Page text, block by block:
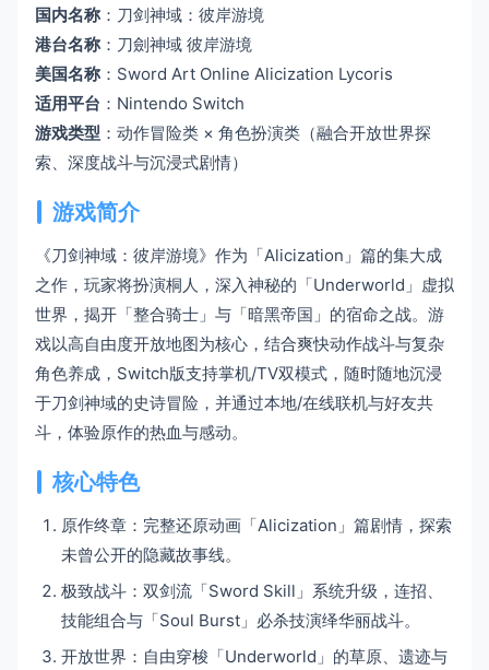
国内名称：刀剑神域：彼岸游境
港台名称：刀劍神域 彼岸游境
美国名称：Sword Art Online Alicization Lycoris
适用平台 ：Nintendo Switch
游戏类型 ：动作冒险类 × 角色扮演类（融合开放世界探
索、深度战斗与沉浸式剧情）
游戏简介
《刀剑神域：彼岸游境》作为「Alicization」篇的集大成
之作，玩家将扮演桐人，深入神秘的「Underworld」虚拟
世界，揭开「整合骑士」与「暗黑帝国」的宿命之战。游
戏以高自由度开放地图为核心，结合爽快动作战斗与复杂
角色养成，Switch版支持掌机/TV双模式，随时随地沉浸
于刀剑神域的史诗冒险，并通过本地/在线联机与好友共
斗，体验原作的热血与感动。
核心特色
原作终章：完整还原动画「Alicization」篇剧情，探索
未曾公开的隐藏故事线。
极致战斗：双剑流「Sword Skill」系统升级，连招、
技能组合与「Soul Burst」必杀技演绎华丽战斗。
开放世界：自由穿梭「Underworld」的草原、遗迹与